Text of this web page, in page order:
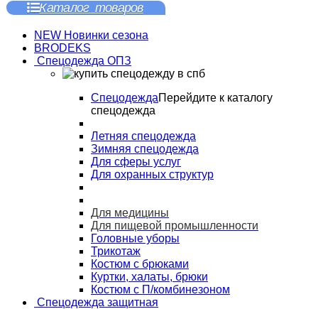
Каталог товаров
NEW Новинки сезона
BRODEKS
Спецодежда ОПЗ
СпецодеждаПерейдите к каталогу
спецодежда
Летняя спецодежда
Зимняя спецодежда
Для сферы услуг
Для охранных структур
Для медицины
Для пищевой промышленности
Головные уборы
Трикотаж
Костюм с брюками
Куртки, халаты, брюки
Костюм с П/комбинезоном
Спецодежда защитная